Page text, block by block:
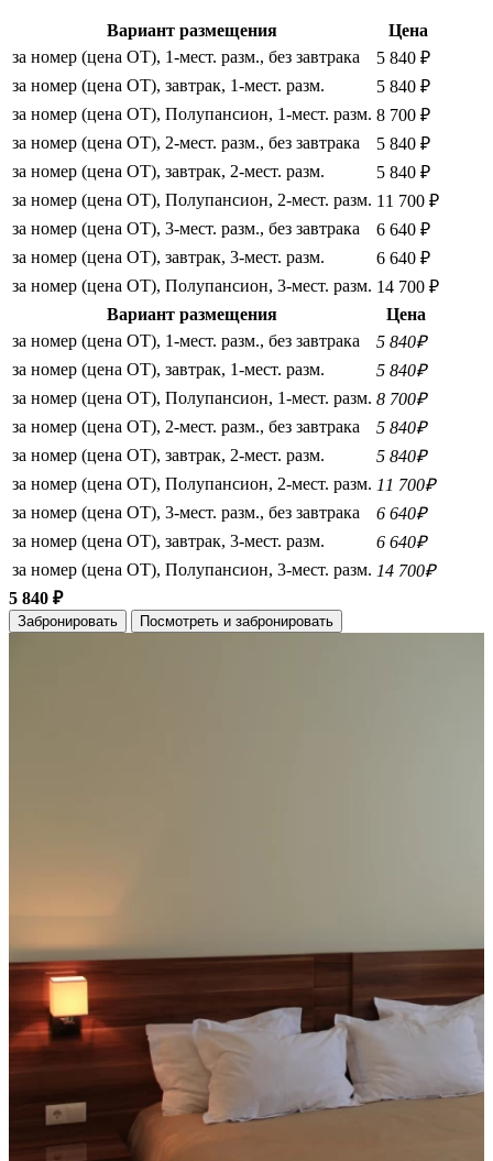
Вариант размещения
Цена
за номер (цена ОТ), 1-мест. разм., без завтрака
5 840 ₽
за номер (цена ОТ), завтрак, 1-мест. разм.
5 840 ₽
за номер (цена ОТ), Полупансион, 1-мест. разм. 8 700 ₽
за номер (цена ОТ), 2-мест. разм., без завтрака
5 840 ₽
за номер (цена ОТ), завтрак, 2-мест. разм.
5 840 ₽
за номер (цена ОТ), Полупансион, 2-мест. разм. 11 700 ₽
за номер (цена ОТ), 3-мест. разм., без завтрака
6 640 ₽
за номер (цена ОТ), завтрак, 3-мест. разм.
6 640 ₽
за номер (цена ОТ), Полупансион, 3-мест. разм. 14 700 ₽
Вариант размещения
Цена
за номер (цена ОТ), 1-мест. разм., без завтрака
5 840₽
за номер (цена ОТ), завтрак, 1-мест. разм.
5 840₽
за номер (цена ОТ), Полупансион, 1-мест. разм. 8 700₽
за номер (цена ОТ), 2-мест. разм., без завтрака
5 840₽
за номер (цена ОТ), завтрак, 2-мест. разм.
5 840₽
за номер (цена ОТ), Полупансион, 2-мест. разм. 11 700₽
за номер (цена ОТ), 3-мест. разм., без завтрака
6 640₽
за номер (цена ОТ), завтрак, 3-мест. разм.
6 640₽
за номер (цена ОТ), Полупансион, 3-мест. разм. 14 700₽
5 840 ₽
Забронировать Посмотреть и забронировать